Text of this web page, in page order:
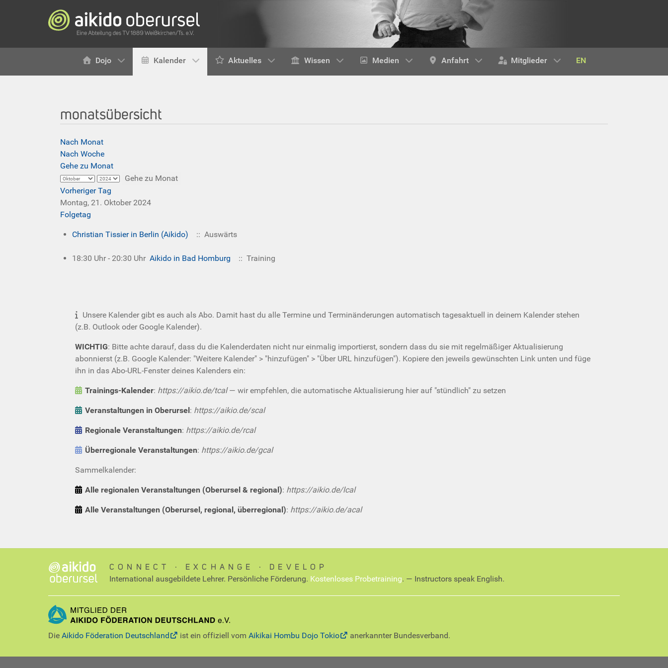
Dojo Kalender Aktuelles Wissen Medien Anfahrt Mitglieder EN
monatsübersicht
Nach Monat
Nach Woche
Gehe zu Monat
Gehe zu Monat
Vorheriger Tag
Montag, 21. Oktober 2024
Folgetag
Christian Tissier in Berlin (Aikido) :: Auswärts
18:30 Uhr - 20:30 Uhr Aikido in Bad Homburg :: Training
Unsere Kalender gibt es auch als Abo. Damit hast du alle Termine und Terminänderungen automatisch tagesaktuell in deinem Kalender stehen
(z.B. Outlook oder Google Kalender).
WICHTIG: Bitte achte darauf, dass du die Kalenderdaten nicht nur einmalig importierst, sondern dass du sie mit regelmäßiger Aktualisierung
abonnierst (z.B. Google Kalender: "Weitere Kalender" > "hinzufügen" > "Über URL hinzufügen"). Kopiere den jeweils gewünschten Link unten und füge
ihn in das Abo-URL-Fenster deines Kalenders ein:
Trainings-Kalender: https://aikio.de/tcal— wir empfehlen, die automatische Aktualisierung hier auf "stündlich" zu setzen
Veranstaltungen in Oberursel: https://aikio.de/scal
Regionale Veranstaltungen: https://aikio.de/rcal
Überregionale Veranstaltungen: https://aikio.de/gcal
Sammelkalender:
Alle regionalen Veranstaltungen (Oberursel & regional): https://aikio.de/lcal
Alle Veranstaltungen (Oberursel, regional, überregional): https://aikio.de/acal
CONNECT ∙ EXCHANGE ∙ DEVELOP
International ausgebildete Lehrer. Persönliche Förderung. Kostenloses Probetraining. — Instructors speak English.
Die Aikido Föderation Deutschland ist ein offiziell vom Aikikai Hombu Dojo Tokio anerkannter Bundesverband.